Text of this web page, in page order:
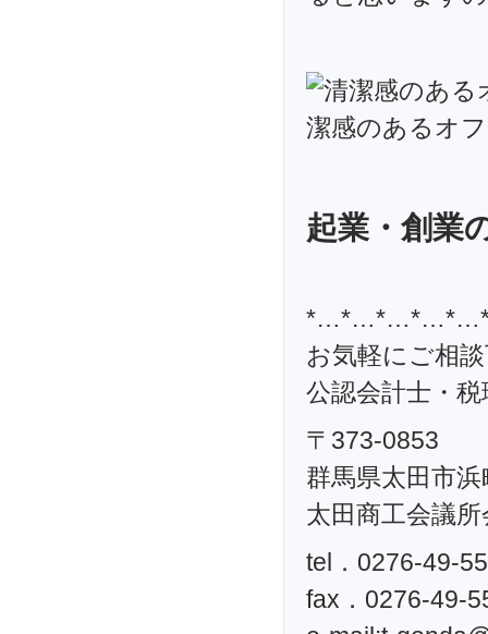
起業・創業
お気軽にご相
公認会計士・
〒373-0853
群馬県太田市
太田商工会議
tel．0276-49-
fax．0276-49-